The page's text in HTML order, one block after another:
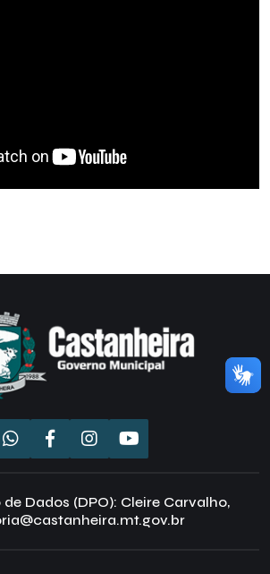
Dados (DPO): Cleire Carvalho,